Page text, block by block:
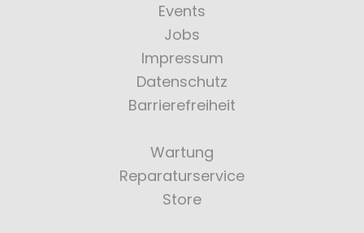
Events
Jobs
Impressum
Datenschutz
Barrierefreiheit
Wartung
Reparaturservice
Store